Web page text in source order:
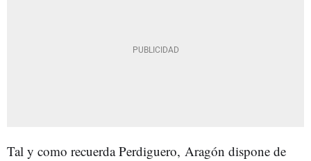
Tal y como recuerda Perdiguero, Aragón dispone de